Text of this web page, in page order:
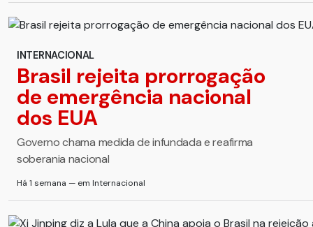
INTERNACIONAL
Brasil rejeita prorrogação
de emergência nacional
dos EUA
Governo chama medida de infundada e reafirma
soberania nacional
Há 1 semana — em Internacional